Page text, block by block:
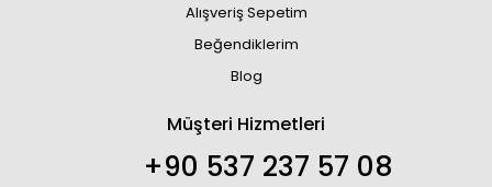
Alışveriş Sepetim
Beğendiklerim
Blog
Müşteri Hizmetleri
+90 537 237 57 08